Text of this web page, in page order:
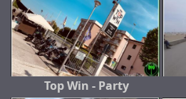
Top Win - Party